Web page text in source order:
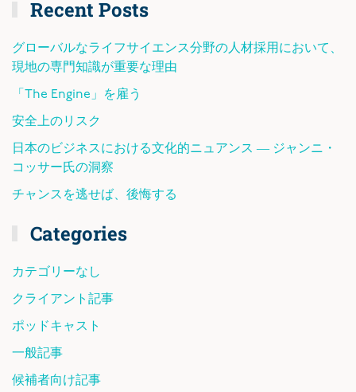
Recent Posts
グローバルなライフサイエンス分野の人材採用において、
現地の専門知識が重要な理由
「The Engine」を雇う
安全上のリスク
日本のビジネスにおける文化的ニュアンス ― ジャンニ・
コッサー氏の洞察
チャンスを逃せば、後悔する
Categories
カテゴリーなし
クライアント記事
ポッドキャスト
一般記事
候補者向け記事